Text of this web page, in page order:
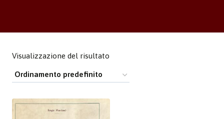
Visualizzazione del risultato